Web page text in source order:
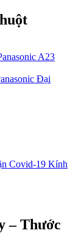
A23
Đại
Kính
– Thước